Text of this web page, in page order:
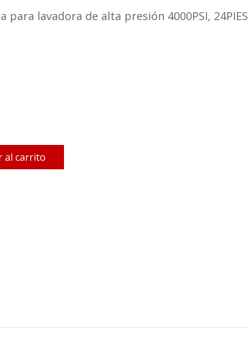
lavadora de alta presión 4000PSI, 24PIES
al carrito